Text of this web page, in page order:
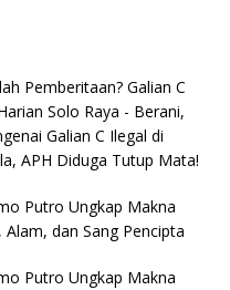
Pemberitaan? Galian C
Solo Raya - Berani,
Galian C Ilegal di
APH Diduga Tutup Mata!
Putro Ungkap Makna
dan Sang Pencipta
Putro Ungkap Makna